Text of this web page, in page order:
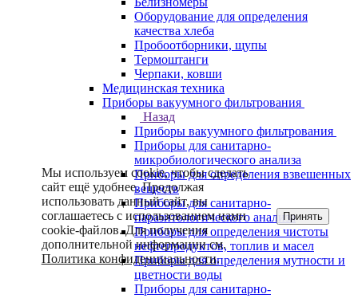
Оборудование для определения
качества хлеба
Пробоотборники, щупы
Термоштанги
Черпаки, ковши
Медицинская техника
Приборы вакуумного фильтрования
Назад
Приборы вакуумного фильтрования
Приборы для санитарно-
микробиологического анализа
Приборы для определения взвешенных
веществ
Приборы для санитарно-
паразитологического анализа
Приборы для определения чистоты
нефтепродуктов, топлив и масел
Приборы для определения мутности и
цветности воды
Приборы для санитарно-
Мы используем cookie, чтобы сделать
сайт ещё удобнее. Продолжая
использовать данный сайт, вы
соглашаетесь с использованием нами
cookie-файлов. Для получения
дополнительной информации см.
Политика конфиденциальности.
Принять